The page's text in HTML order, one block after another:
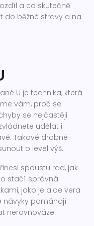
a co skutečně
do běžné stravy a na
U je technika, která
vám, proč se
se nejčastěji
udělat i
Takové drobné
o level výš.
spoustu rad, jak
stačí správná
jako je aloe vera
návyky pomáhají
nerovnováze.